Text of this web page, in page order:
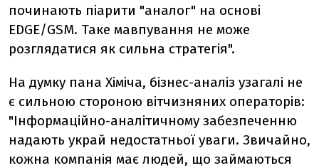
починають піарити "аналог" на основі
EDGE/GSM. Таке мавпування не може
розглядатися як сильна стратегія".
На думку пана Хіміча, бізнес-аналіз узагалі не
є сильною стороною вітчизняних операторів:
"Інформаційно-аналітичному забезпеченню
надають украй недостатньої уваги. Звичайно,
кожна компанія має людей, що займаються